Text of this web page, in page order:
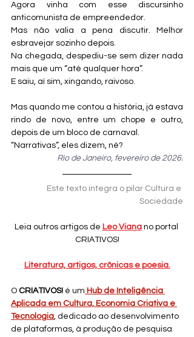
Agora vinha com esse discursinho
anticomunista de empreendedor.
Mas não valia a pena discutir. Melhor
esbravejar sozinho depois.
Na chegada, despediu-se sem dizer nada
mais que um “até qualquer hora”.
E saiu, aí sim, xingando, raivoso.
Mas quando me contou a história, já estava
rindo de novo, entre um chope e outro,
depois de um bloco de carnaval.
“Narrativas”, eles dizem, né?
Rio de Janeiro, fevereiro de 2026.
Este texto integra o pilar Cultura e
Sociedade
Leia outros artigos de Leo Viana no portal
CRIATIVOS!
Literatura, artigos, crônicas e poesia.
O CRIATIVOS! é um Hub de Inteligência
Aplicada em Cultura, Economia Criativa e
Tecnologia, dedicado ao desenvolvimento
de plataformas, à produção de pesquisa